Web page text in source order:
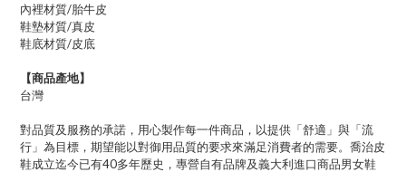
內裡材質/胎牛皮
鞋墊材質/真皮
鞋底材質/皮底
【商品產地】
台灣
對品質及服務的承諾，用心製作每一件商品，以提供「舒適」與「流
行」為目標，期望能以對御用品質的要求來滿足消費者的需要。喬治皮
鞋成立迄今已有40多年歷史，專營自有品牌及義大利進口商品男女鞋